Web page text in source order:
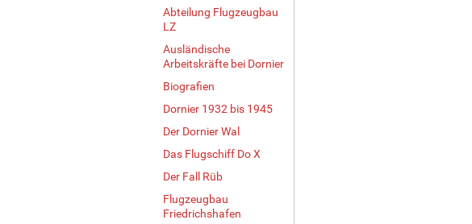
Abteilung Flugzeugbau
LZ
Ausländische
Arbeitskräfte bei Dornier
Biografien
Dornier 1932 bis 1945
Der Dornier Wal
Das Flugschiff Do X
Der Fall Rüb
Flugzeugbau
Friedrichshafen